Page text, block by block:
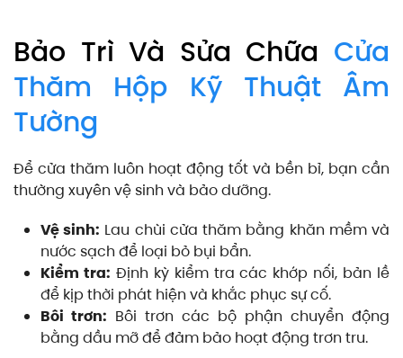
Bảo Trì Và Sửa Chữa Cửa
Thăm Hộp Kỹ Thuật Âm
Tường
Để cửa thăm luôn hoạt động tốt và bền bỉ, bạn cần
thường xuyên vệ sinh và bảo dưỡng.
Vệ sinh: Lau chùi cửa thăm bằng khăn mềm và
nước sạch để loại bỏ bụi bẩn.
Kiểm tra: Định kỳ kiểm tra các khớp nối, bản lề
để kịp thời phát hiện và khắc phục sự cố.
Bôi trơn: Bôi trơn các bộ phận chuyển động
bằng dầu mỡ để đảm bảo hoạt động trơn tru.